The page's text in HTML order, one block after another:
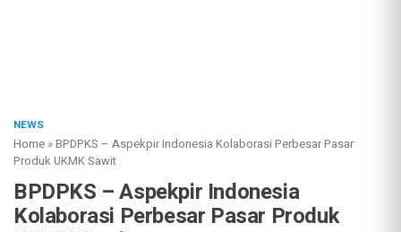
NEWS
Home »BPDPKS – Aspekpir Indonesia Kolaborasi Perbesar Pasar
Produk UKMK Sawit
BPDPKS – Aspekpir Indonesia
Kolaborasi Perbesar Pasar Produk